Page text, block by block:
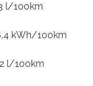
l/100km
kWh/100km
l/100km